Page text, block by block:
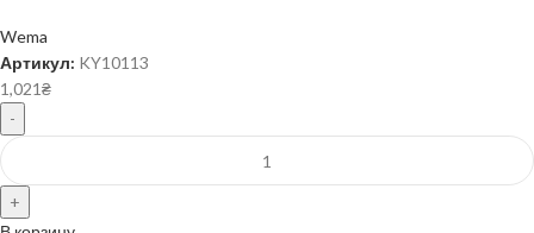
Wema
Артикул: KY10113
1,021₴